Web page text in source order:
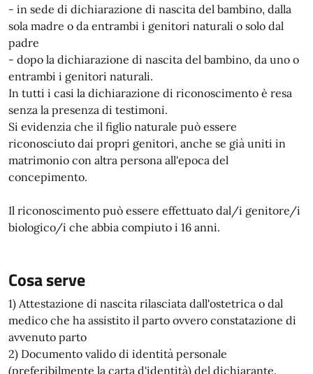
- in sede di dichiarazione di nascita del bambino, dalla
sola madre o da entrambi i genitori naturali o solo dal
padre
- dopo la dichiarazione di nascita del bambino, da uno o
entrambi i genitori naturali.
In tutti i casi la dichiarazione di riconoscimento è resa
senza la presenza di testimoni.
Si evidenzia che il figlio naturale può essere
riconosciuto dai propri genitori, anche se già uniti in
matrimonio con altra persona all'epoca del
concepimento.
Il riconoscimento può essere effettuato dal/i genitore/i
biologico/i che abbia compiuto i 16 anni.
Cosa serve
1) Attestazione di nascita rilasciata dall'ostetrica o dal
medico che ha assistito il parto ovvero constatazione di
avvenuto parto
2) Documento valido di identità personale
(preferibilmente la carta d'identità) del dichiarante.